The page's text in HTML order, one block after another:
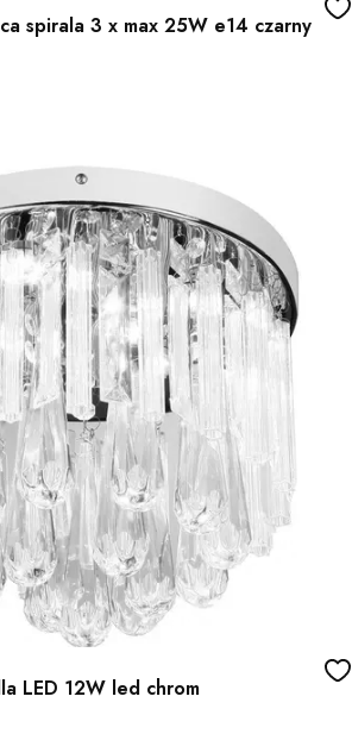
spirala 3 x max 25W e14 czarny
LED 12W led chrom